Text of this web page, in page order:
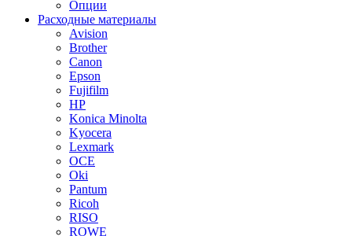
Опции
Расходные материалы
Avision
Brother
Canon
Epson
Fujifilm
HP
Konica Minolta
Kyocera
Lexmark
OCE
Oki
Pantum
Ricoh
RISO
ROWE